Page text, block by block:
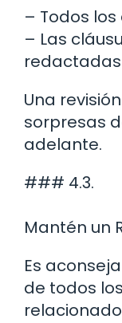
– Todos
– Las
Una
sorpresas
adelante.
### 4.3.
Mantén un
Es
de todos